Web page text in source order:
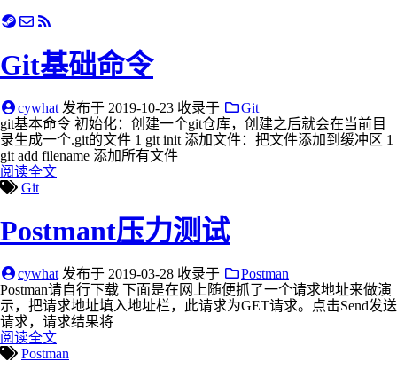
Git基础命令
cywhat 发布于 2019-10-23 收录于
Git
git基本命令 初始化：创建一个git仓库，创建之后就会在当前目
录生成一个.git的文件 1 git init 添加文件：把文件添加到缓冲区 1
git add filename 添加所有文件
阅读全文
Git
Postmant压力测试
cywhat 发布于 2019-03-28 收录于
Postman
Postman请自行下载 下面是在网上随便抓了一个请求地址来做演
示，把请求地址填入地址栏，此请求为GET请求。点击Send发送
请求，请求结果将
阅读全文
Postman